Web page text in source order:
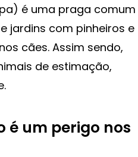
é uma praga comum
jardins com pinheiros e
cães. Assim sendo,
de estimação,
é um perigo nos